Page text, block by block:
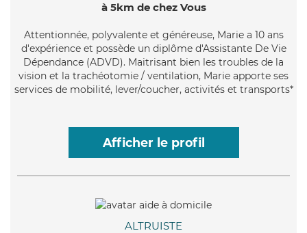
à 5km de chez Vous
Attentionnée, polyvalente et généreuse, Marie a 10 ans
d'expérience et possède un diplôme d'Assistante De Vie
Dépendance (ADVD). Maitrisant bien les troubles de la
vision et la trachéotomie / ventilation, Marie apporte ses
services de mobilité, lever/coucher, activités et transports*
Afficher le profil
ALTRUISTE